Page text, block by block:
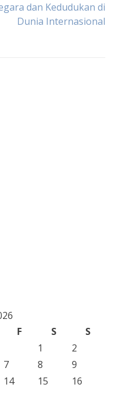
dan Kedudukan di
Dunia Internasional
F S
S
1
2
7 8
9
14 15
16